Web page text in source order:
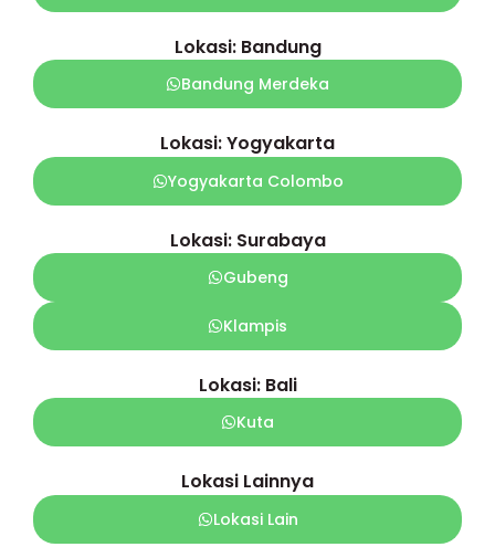
Lokasi: Bandung
Bandung Merdeka
Lokasi: Yogyakarta
Yogyakarta Colombo
Lokasi: Surabaya
Gubeng
Klampis
Lokasi: Bali
Kuta
Lokasi Lainnya
Lokasi Lain